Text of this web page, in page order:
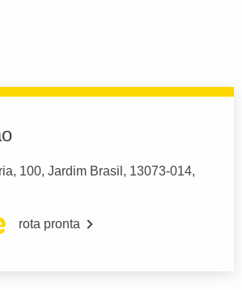
100, Jardim Brasil, 13073-014,
rota pronta